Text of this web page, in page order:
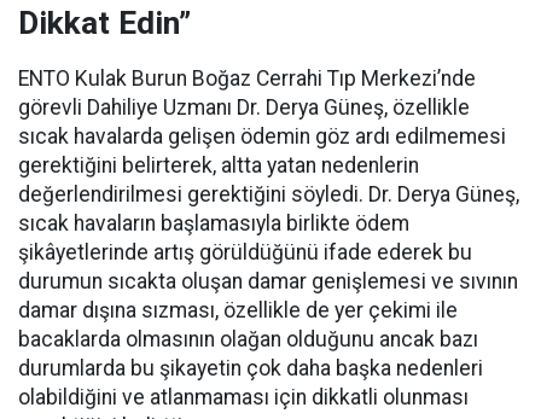
Dikkat Edin”
ENTO Kulak Burun Boğaz Cerrahi Tıp Merkezi’nde
görevli Dahiliye Uzmanı Dr. Derya Güneş, özellikle
sıcak havalarda gelişen ödemin göz ardı edilmemesi
gerektiğini belirterek, altta yatan nedenlerin
değerlendirilmesi gerektiğini söyledi. Dr. Derya Güneş,
sıcak havaların başlamasıyla birlikte ödem
şikâyetlerinde artış görüldüğünü ifade ederek bu
durumun sıcakta oluşan damar genişlemesi ve sıvının
damar dışına sızması, özellikle de yer çekimi ile
bacaklarda olmasının olağan olduğunu ancak bazı
durumlarda bu şikayetin çok daha başka nedenleri
olabildiğini ve atlanmaması için dikkatli olunması